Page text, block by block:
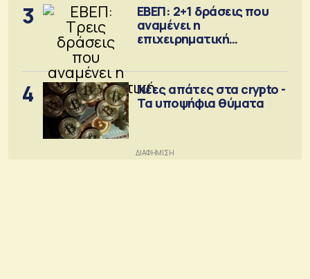
3
ΕΒΕΠ: 2+1 δράσεις που
αναμένει η
επιχειρηματική
4
Νέες απάτες στα crypto -
Τα υποψήφια θύματα